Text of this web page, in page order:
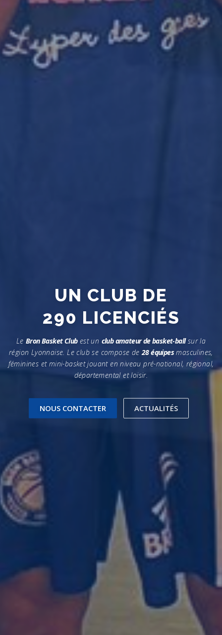
UN CLUB DE
25 OFFICIELS
Le Bron Basket Clubest un club amateur de basket-ballsur la
région Lyonnaise. Le club se compose de28 équipes masculines,
féminines et mini-basket jouant en niveau pré-national, régional,
départemental et loisir.
NOUS CONTACTER ACTUALITÉS